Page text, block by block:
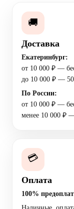
🚚
Доставка
Екатеринбург:
от 10 000 ₽ —
до 10 000 ₽ —
По России:
от 10 000 ₽ —
менее 10 000 ₽
💳
Оплата
100%